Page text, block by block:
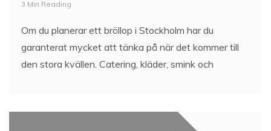
3 Min Reading
Om du planerar ett bröllop i Stockholm har du
garanterat mycket att tänka på när det kommer till
den stora kvällen. Catering, kläder, smink och